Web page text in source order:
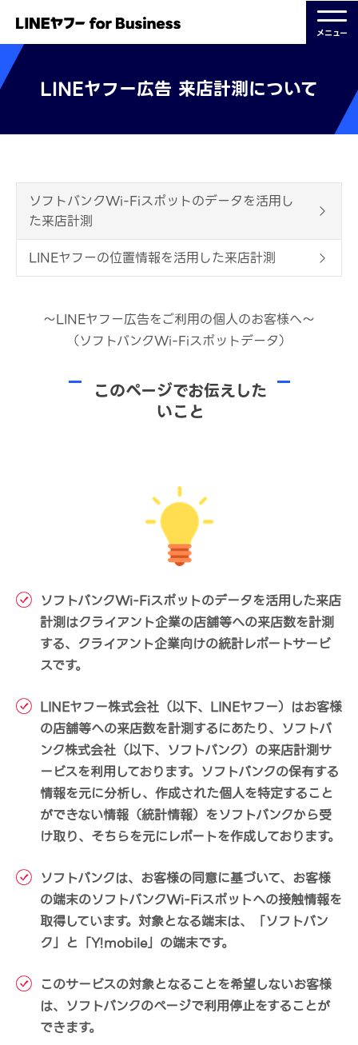
メニュー
LINEヤフー広告 来店計測について
ソフトバンクWi-Fiスポットのデータを活用し
た来店計測
LINEヤフーの位置情報を活用した来店計測
～LINEヤフー広告をご利用の個人のお客様へ～
（ソフトバンクWi-Fiスポットデータ）
このページでお伝えした
いこと
ソフトバンクWi-Fiスポットのデータを活用した来店
計測はクライアント企業の店舗等への来店数を計測
する、クライアント企業向けの統計レポートサービ
スです。
LINEヤフー株式会社（以下、LINEヤフー）はお客様
の店舗等への来店数を計測するにあたり、ソフトバ
ンク株式会社（以下、ソフトバンク）の来店計測サ
ービスを利用しております。ソフトバンクの保有する
情報を元に分析し、作成された個人を特定すること
ができない情報（統計情報）をソフトバンクから受
け取り、そちらを元にレポートを作成しております。
ソフトバンクは、お客様の同意に基づいて、お客様
の端末のソフトバンクWi-Fiスポットへの接触情報を
取得しています。対象となる端末は、「ソフトバン
ク」と「Y!mobile」の端末です。
このサービスの対象となることを希望しないお客様
は、ソフトバンクのページで利用停止をすることが
できます。